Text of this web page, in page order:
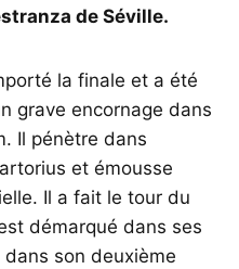
de Séville.
la finale et a été
grave encornage dans
Il pénètre dans
et émousse
Il a fait le tour du
démarqué dans ses
son deuxième